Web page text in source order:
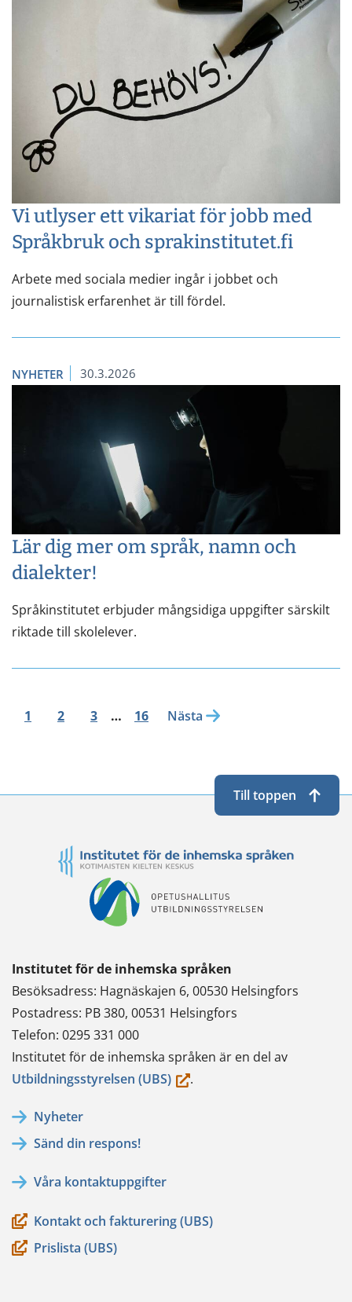
Vi utlyser ett vikariat för jobb med
Språkbruk och sprakinstitutet.fi
Arbete med sociala medier ingår i jobbet och
journalistisk erfarenhet är till fördel.
NYHETER 30.3.2026
Lär dig mer om språk, namn och
dialekter!
Språkinstitutet erbjuder mångsidiga uppgifter särskilt
riktade till skolelever.
1 2 3 … 16 Nästa
Institutet för de inhemska språken
Besöksadress: Hagnäskajen 6, 00530 Helsingfors
Postadress: PB 380, 00531 Helsingfors
Telefon: 0295 331 000
Institutet för de inhemska språken är en del av
Utbildningsstyrelsen (UBS)(du.
Nyheter
Sänd din respons!
Våra kontaktuppgifter
Kontakt och fakturering (UBS)
Prislista (UBS)
Till toppen